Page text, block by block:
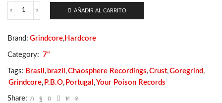
P.B.O
Azeitao
AÑADIR AL CARRITO
Brand: Grindcore, Hardcore
Category: 7"
Tags: Brasil , brazil ,Chaosphere Recordings,Crust,Goregrind,
Grindcore, P.B.O, Portugal ,Your Poison Records
Share: